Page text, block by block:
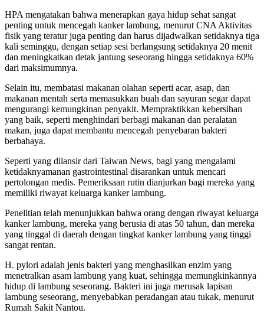
HPA mengatakan bahwa menerapkan gaya hidup sehat sangat
penting untuk mencegah kanker lambung, menurut CNA Aktivitas
fisik yang teratur juga penting dan harus dijadwalkan setidaknya tiga
kali seminggu, dengan setiap sesi berlangsung setidaknya 20 menit
dan meningkatkan detak jantung seseorang hingga setidaknya 60%
dari maksimumnya.
Selain itu, membatasi makanan olahan seperti acar, asap, dan
makanan mentah serta memasukkan buah dan sayuran segar dapat
mengurangi kemungkinan penyakit. Mempraktikkan kebersihan
yang baik, seperti menghindari berbagi makanan dan peralatan
makan, juga dapat membantu mencegah penyebaran bakteri
berbahaya.
Seperti yang dilansir dari Taiwan News, bagi yang mengalami
ketidaknyamanan gastrointestinal disarankan untuk mencari
pertolongan medis. Pemeriksaan rutin dianjurkan bagi mereka yang
memiliki riwayat keluarga kanker lambung.
Penelitian telah menunjukkan bahwa orang dengan riwayat keluarga
kanker lambung, mereka yang berusia di atas 50 tahun, dan mereka
yang tinggal di daerah dengan tingkat kanker lambung yang tinggi
sangat rentan.
H. pylori adalah jenis bakteri yang menghasilkan enzim yang
menetralkan asam lambung yang kuat, sehingga memungkinkannya
hidup di lambung seseorang. Bakteri ini juga merusak lapisan
lambung seseorang, menyebabkan peradangan atau tukak, menurut
Rumah Sakit Nantou.